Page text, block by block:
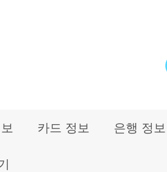
카드 정보 은행 정보